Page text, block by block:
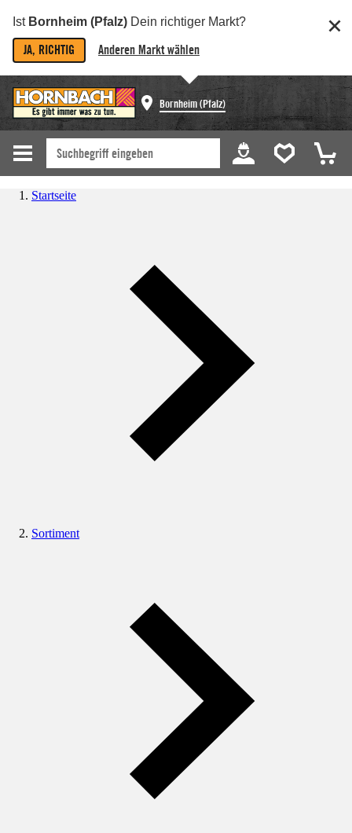
Ist Bornheim (Pfalz) Dein richtiger Markt?
JA, RICHTIG Anderen Markt wählen
Bornheim (Pfalz)
Startseite
Sortiment